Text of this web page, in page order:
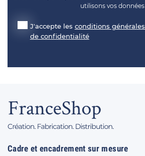
utilisons vos données
J'accepte les conditions générales
de confidentialité
Cadre et encadrement sur mesure